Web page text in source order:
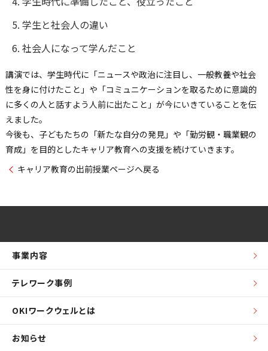
学生と社会人の違い
社会人になって学んだこと
講演では、学生時代に「ニュースや政治に注目し、一般教養や社会
性を身に付けたこと」や「コミュニケーションを取るために意識的
に多くの人と話すよう人前に出たこと」が今にいきていることを伝
えました。
今後も、子どもたちの「新たな自分の発見」や「勤労観・職業観の
育成」を目的としたキャリア教育への支援を続けていきます。
キャリア教育の出前授業ページへ戻る
事業内容
テレワーク事例
OKIワークウェルとは
お知らせ